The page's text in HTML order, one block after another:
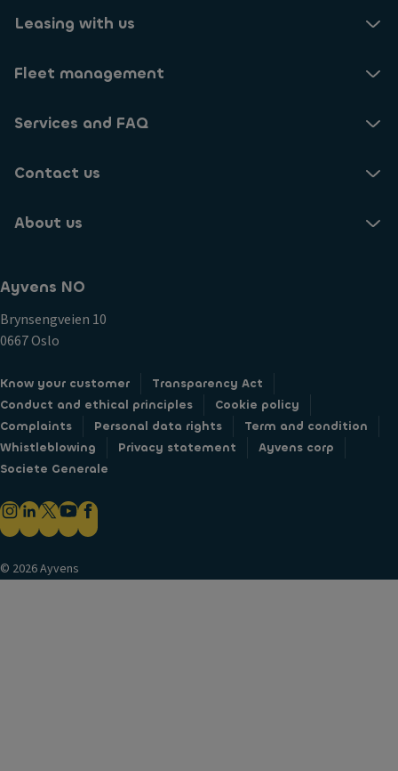
Leasing with us
Fleet management
Services and FAQ
Contact us
About us
Ayvens NO
Brynsengveien 10
0667 Oslo
Know your customer
Transparency Act
Conduct and ethical principles
Cookie policy
Complaints
Personal data rights
Term and condition
Whistleblowing
Privacy statement
Ayvens corp
Societe Generale
© 2026 Ayvens